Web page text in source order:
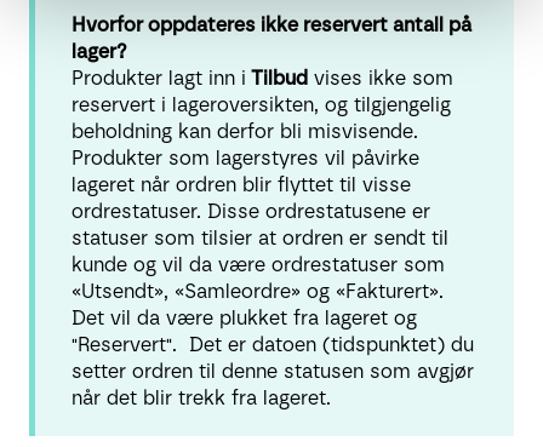
Hvorfor oppdateres ikke reservert antall på
lager?
Produkter lagt inn i Tilbud vises ikke som
reservert i lageroversikten, og tilgjengelig
beholdning kan derfor bli misvisende.
Produkter som lagerstyres vil påvirke
lageret når ordren blir flyttet til visse
ordrestatuser. Disse ordrestatusene er
statuser som tilsier at ordren er sendt til
kunde og vil da være ordrestatuser som
«Utsendt», «Samleordre» og «Fakturert».
Det vil da være plukket fra lageret og
"Reservert". Det er datoen (tidspunktet) du
setter ordren til denne statusen som avgjør
når det blir trekk fra lageret.